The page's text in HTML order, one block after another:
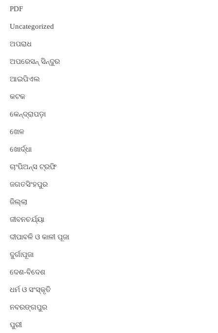
PDF
Uncategorized
ଅପରାଧ
ଅପରେସନ୍ ସିନ୍ଦୁର
ଆଇପିଏଲ
କଟକ
କେନ୍ଦ୍ରାପଡ଼ା
ଖେଳ
ଖୋର୍ଦ୍ଧା
ଚାଂପିଅନ୍ସ ଟ୍ରଫି
ଜଗତସିଂହପୁର
ଜିଲ୍ଲା
ଜୀବନଚର୍ଯ୍ୟା
ଦୀପାବଳି ଓ କାଳୀ ପୂଜା
ଦୁର୍ଗାପୂଜା
ଦେଶ-ବିଦେଶ
ଧର୍ମ ଓ ସଂସ୍କୃତି
ନବରଙ୍ଗପୁର
ପୁରୀ